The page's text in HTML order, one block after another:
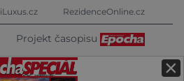
×
iLuxus.cz RezidenceOnline.cz
Projekt časopisu